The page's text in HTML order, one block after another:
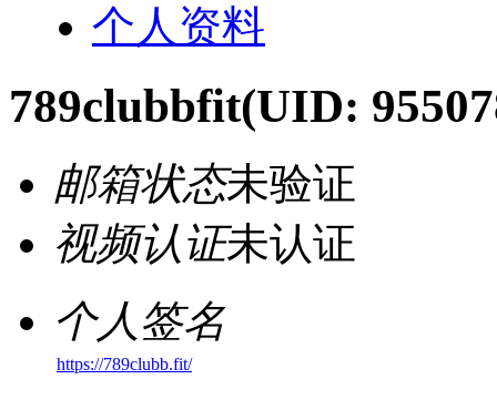
个人资料
789clubbfit(UID:
邮箱状态未验证
视频认证未认证
个人签名
https://789clubb.fit/